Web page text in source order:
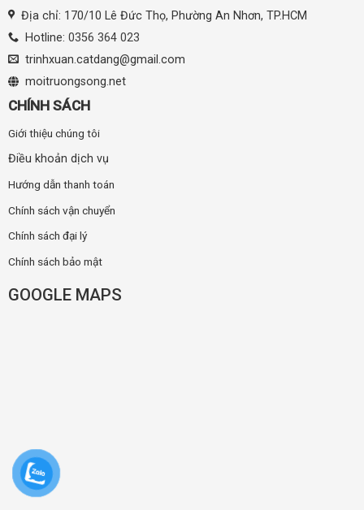
Địa chỉ: 170/10 Lê Đức Thọ, Phường An Nhơn, TP.HCM
Hotline: 0356 364 023
trinhxuan.catdang@gmail.com
moitruongsong.net
CHÍNH SÁCH
Giới thiệu chúng tôi
Điều khoản dịch vụ
Hướng dẫn thanh toán
Chính sách vận chuyển
Chính sách đại lý
Chính sách bảo mật
GOOGLE MAPS